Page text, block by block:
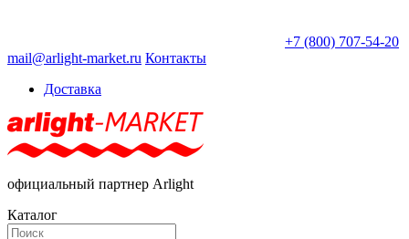
+7 (800) 707-54-20
mail@arlight-market.ru Контакты
Доставка
официальный партнер Arlight
Каталог